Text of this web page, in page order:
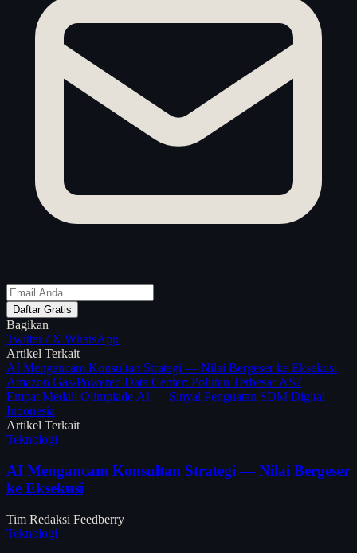
Daftar Gratis
Bagikan
Twitter / X WhatsApp
Artikel Terkait
AI Mengancam Konsultan Strategi — Nilai Bergeser ke Eksekusi
Amazon Gas-Powered Data Center: Polutan Terbesar AS?
Empat Medali Olimpiade AI — Sinyal Penguatan SDM Digital
Indonesia
Artikel Terkait
Teknologi
AI Mengancam Konsultan Strategi — Nilai Bergeser
ke Eksekusi
Tim Redaksi Feedberry
Teknologi